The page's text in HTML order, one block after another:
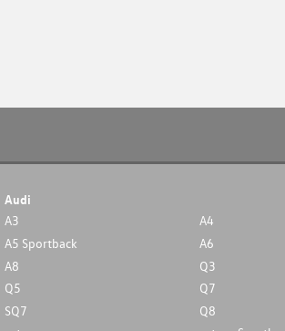
Audi
A3
A4
A5 Sportback
A6
A8
Q3
Q5
Q7
SQ7
Q8